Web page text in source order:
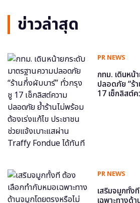
ข่าวล่าสุด
PR NEWS
กทม. เดินหน้
ปลอดภัย “ร้
17 เช็กลิสต์
PR NEWS
เสริมจมูกทั้ง
เฉพาะทางด้